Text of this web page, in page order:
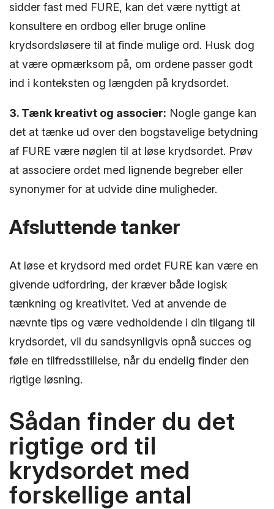
sidder fast med FURE, kan det være nyttigt at
konsultere en ordbog eller bruge online
krydsordsløsere til at finde mulige ord. Husk dog
at være opmærksom på, om ordene passer godt
ind i konteksten og længden på krydsordet.
3. Tænk kreativt og associer: Nogle gange kan
det at tænke ud over den bogstavelige betydning
af FURE være nøglen til at løse krydsordet. Prøv
at associere ordet med lignende begreber eller
synonymer for at udvide dine muligheder.
Afsluttende tanker
At løse et krydsord med ordet FURE kan være en
givende udfordring, der kræver både logisk
tænkning og kreativitet. Ved at anvende de
nævnte tips og være vedholdende i din tilgang til
krydsordet, vil du sandsynligvis opnå succes og
føle en tilfredsstillelse, når du endelig finder den
rigtige løsning.
Sådan finder du det
rigtige ord til
krydsordet med
forskellige antal